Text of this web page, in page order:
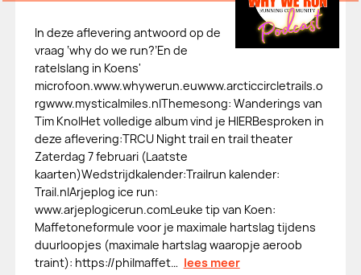
In deze aflevering antwoord op de
vraag ‘why do we run?’En de
ratelslang in Koens'
microfoon.⁠www.whywerun.eu⁠⁠www.arcticcircletrails.o
rg⁠⁠www.mysticalmiles.nl⁠Themesong: Wanderings van
Tim KnolHet volledige album vind je ⁠HIER⁠Besproken in
deze aflevering:⁠TRCU Night trail en trail theater⁠
Zaterdag 7 februari (Laatste
kaarten)Wedstrijdkalender:Trailrun kalender:
Trail.nlArjeplog ice run:
www.arjeplogicerun.comLeuke tip van Koen:
Maffetoneformule voor je maximale hartslag tijdens
duurloopjes (maximale hartslag waaropje aeroob
traint): https://philmaffet… lees meer